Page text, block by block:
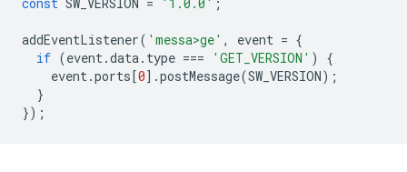
const SW_VERSION = '1.0.0' ;
addEventListener( 'messa>ge' , event = {
if (event.data. type === 'GET_VERSION' )
{
event.ports [0].postMessage(SW_VERSION);
}
});